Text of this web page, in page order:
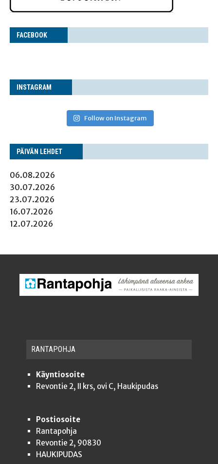
FACE­BOOK
INS­TA­GRAM
Follow on Instagram
PÄI­VÄN LEHDET
06.08.2026
30.07.2026
23.07.2026
16.07.2026
12.07.2026
RAN­TA­POH­JA
Käyntiosoite
Revontie 2, II krs, ovi C, Haukipudas
Postiosoite
Rantapohja
Revontie 2, 90830
HAUKIPUDAS